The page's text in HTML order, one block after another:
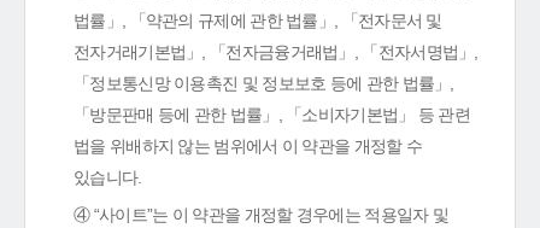
법률」, 「약관의 규제에 관한 법률」, 「전자문서 및
전자거래기본법」, 「전자금융거래법」, 「전자서명법」,
「정보통신망 이용촉진 및 정보보호 등에 관한 법률」,
「방문판매 등에 관한 법률」, 「소비자기본법」 등 관련
법을 위배하지 않는 범위에서 이 약관을 개정할 수
있습니다.
④ “사이트”는 이 약관을 개정할 경우에는 적용일자 및